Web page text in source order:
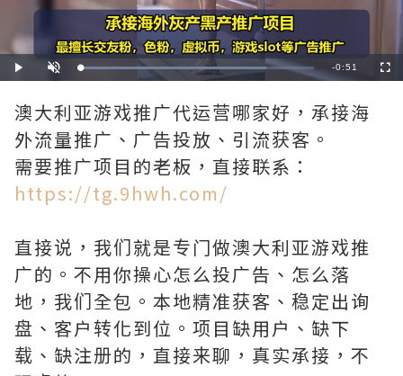
Play Unmute Loaded:
79.41%
Remaining
-0:51
澳大利亚游戏推广代运营哪家好，承接海
外流量推广、广告投放、引流获客。
需要推广项目的老板，直接联系：
https://tg.9hwh.com/
直接说，我们就是专门做澳大利亚游戏推
广的。不用你操心怎么投广告、怎么落
地，我们全包。本地精准获客、稳定出询
盘、客户转化到位。项目缺用户、缺下
载、缺注册的，直接来聊，真实承接，不